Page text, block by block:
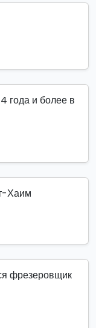
года и более в
Хаим
фрезеровщик